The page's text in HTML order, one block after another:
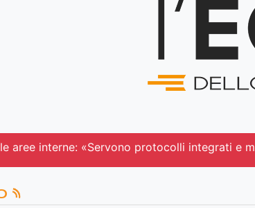
aree interne: «Servono protocolli integrati e